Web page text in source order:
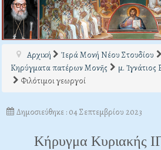
Αρχική
Ἱερά Μονή Νέου Στουδίου
Κηρύγματα πατέρων Μονῆς
μ. Ἰγνάτιος
Φιλότιμοι γεωργοί
Δημοσιεύθηκε : 04 Σεπτεμβρίου 2023
Κήρυγμα Κυριακής